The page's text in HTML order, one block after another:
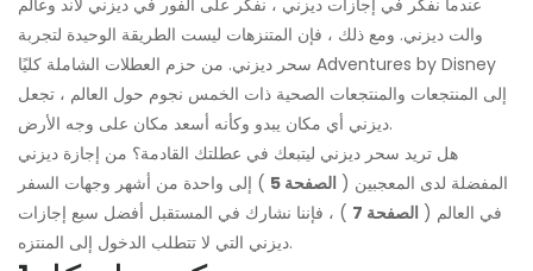
والت ديزني. ومع ذلك ، فإن المتنزهات ليست الطريقة الوحيدة لتجربة
سحر ديزني. من حزم العطلات الشاملة كليًا Adventures by Disney
إلى المنتجعات والمنتجعات الصحية ذات الخمس نجوم حول العالم ، تجعل
ديزني أي مكان يبدو وكأنه أسعد مكان على وجه الأرض.
هل تريد سحر ديزني ليتبعك في عطلتك القادمة؟ من إجازة ديزني
المفضلة لدى المعجبين ( الصفحة 5
) إلى واحدة من أشهر وجهات السفر
في العالم ( الصفحة 7
) ، فإننا نشارك في المستقبل أفضل سبع إجازات
ديزني التي لا تتطلب الدخول إلى المنتزه.